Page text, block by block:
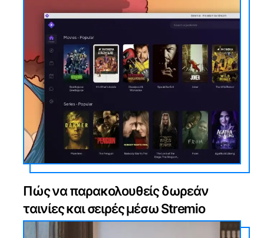
Πώς να παρακολουθείς δωρεάν
ταινίες και σειρές μέσω Stremio